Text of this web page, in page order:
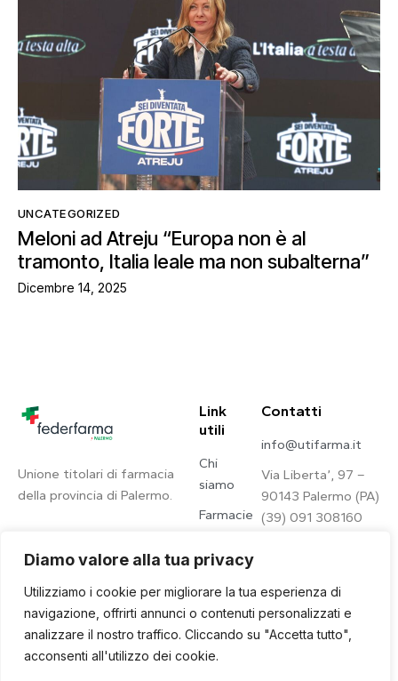
Diamo valore alla tua privacy
Utilizziamo i cookie per migliorare la tua esperienza di
navigazione, offrirti annunci o contenuti personalizzati e
analizzare il nostro traffico. Cliccando su "Accetta tutto",
acconsenti all'utilizzo dei cookie.
UNCATEGORIZED
Meloni ad Atreju “Europa non è al
tramonto, Italia leale ma non subalterna”
Dicembre 14, 2025
Unione titolari di farmacia
della provincia di Palermo.
Link
utili
Chi
siamo
Farmacie
Policy
Contatti
info@utifarma.it
Via Liberta’, 97 –
90143 Palermo (PA)
(39) 091 308160